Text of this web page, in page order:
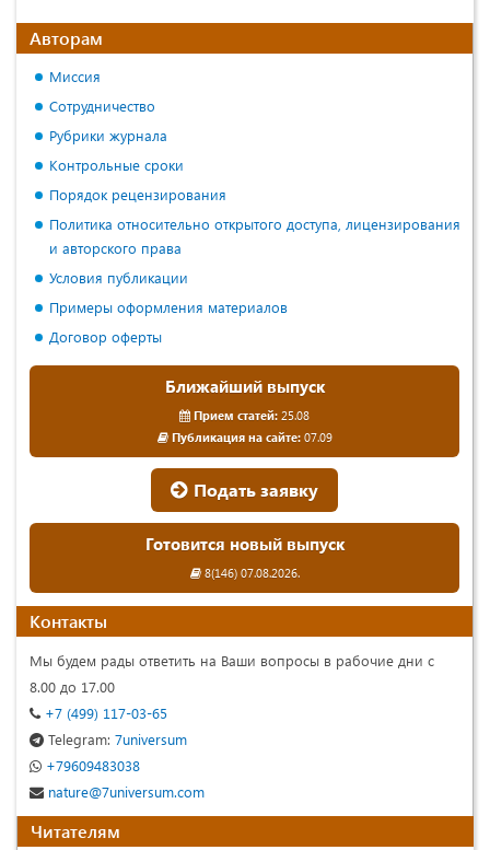
Авторам
Миссия
Сотрудничество
Рубрики журнала
Контрольные сроки
Порядок рецензирования
Политика относительно открытого доступа, лицензирования
и авторского права
Условия публикации
Примеры оформления материалов
Договор оферты
Ближайший выпуск
Прием статей: 25.08
Публикация на сайте:07.09
Подать заявку
Готовится новый выпуск
8(146) 07.08.2026.
Контакты
Мы будем рады ответить на Ваши вопросы в рабочие дни с
8.00 до 17.00
+7 (499) 117-03-65
Telegram: 7universum
+79609483038
nature@7universum.com
Читателям